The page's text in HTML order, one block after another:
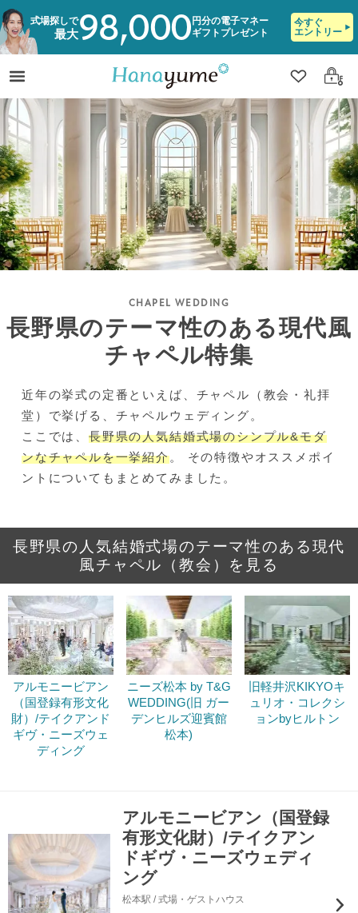
式場探しで
最大98,000 円分の電子マネー
ギフトプレゼント
今すぐ
エントリー
クリップ
ログ
長野県のテーマ性のある現代風
チャペル特集
近年の挙式の定番といえば、チャペル（教会・礼拝
堂）で挙げる、チャペルウェディング。
ここでは、 長野県の人気結婚式場のシンプル&モダ
ンなチャペルを一挙紹介。 その特徴やオススメポイ
ントについてもまとめてみました。
長野県の人気結婚式場のテーマ性のある現代
風チャペル（教会）を見る
アルモニービアン
（国登録有形文化
財）/テイクアンド
ギヴ・ニーズウェ
ディング
ニーズ松本 by T&G
WEDDING(旧 ガー
デンヒルズ迎賓館
松本)
旧軽井沢KIKYOキ
ュリオ・コレクシ
ョンbyヒルトン
アルモニービアン（国登録
有形文化財）/テイクアン
ドギヴ・ニーズウェディ
ング
松本駅 / 式場・ゲストハウス